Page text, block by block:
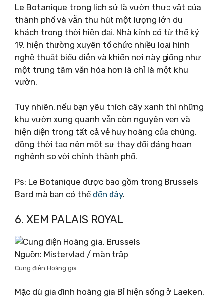
Le Botanique trong lịch sử là vườn thực vật của
thành phố và vẫn thu hút một lượng lớn du
khách trong thời hiện đại. Nhà kính có từ thế kỷ
19, hiện thường xuyên tổ chức nhiều loại hình
nghệ thuật biểu diễn và khiến nơi này giống như
một trung tâm văn hóa hơn là chỉ là một khu
vườn.
Tuy nhiên, nếu bạn yêu thích cây xanh thì những
khu vườn xung quanh vẫn còn nguyên vẹn và
hiện diện trong tất cả vẻ huy hoàng của chúng,
đồng thời tạo nên một sự thay đổi đáng hoan
nghênh so với chính thành phố.
Ps: Le Botanique được bao gồm trong Brussels
Bard mà bạn có thể đến đây.
6. XEM PALAIS ROYAL
Nguồn: Mistervlad / màn trập
Cung điện Hoàng gia
Mặc dù gia đình hoàng gia Bỉ hiện sống ở Laeken,